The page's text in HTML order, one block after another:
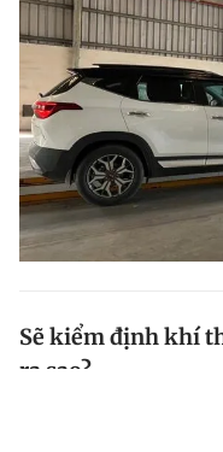
Sẽ kiểm định khí
ra sao?